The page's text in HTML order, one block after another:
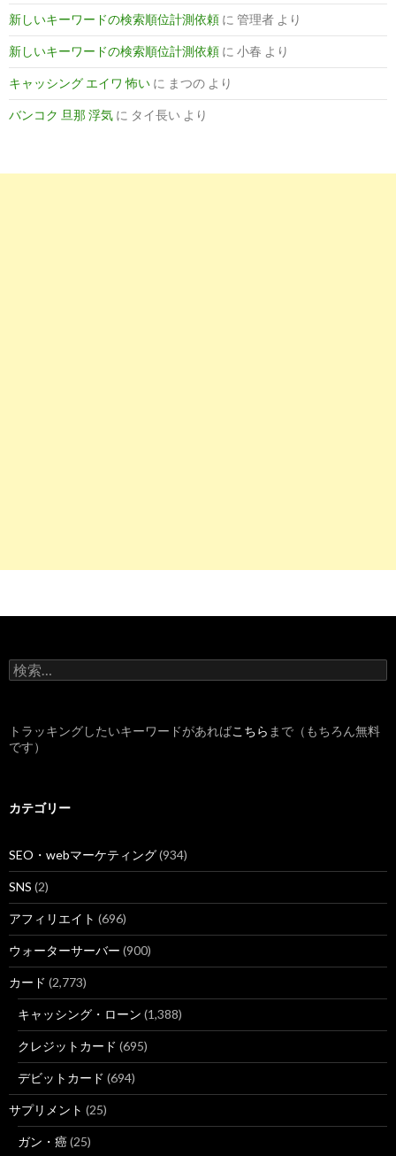
新しいキーワードの検索順位計測依頼 に 管理者 より
新しいキーワードの検索順位計測依頼 に 小春 より
キャッシング エイワ 怖い に まつの より
バンコク 旦那 浮気 に タイ長い より
検
索
トラッキングしたいキーワードがあればこちら まで（もちろん無料
です）
カテゴリー
SEO・webマーケティング(934)
SNS (2)
アフィリエイト (696)
ウォーターサーバー (900)
カード (2,773)
キャッシング・ローン (1,388)
クレジットカード (695)
デビットカード (694)
サプリメント (25)
ガン・癌(25)